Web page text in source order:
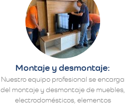
Montaje y desmontaje:
Nuestro equipo profesional se encarga
del montaje y desmontaje de muebles,
electrodomésticos, elementos